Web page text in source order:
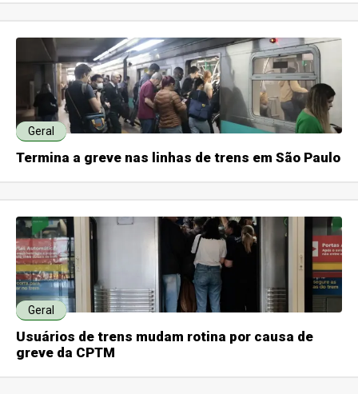
Geral
Termina a greve nas linhas de trens em São Paulo
Geral
Usuários de trens mudam rotina por causa de
greve da CPTM